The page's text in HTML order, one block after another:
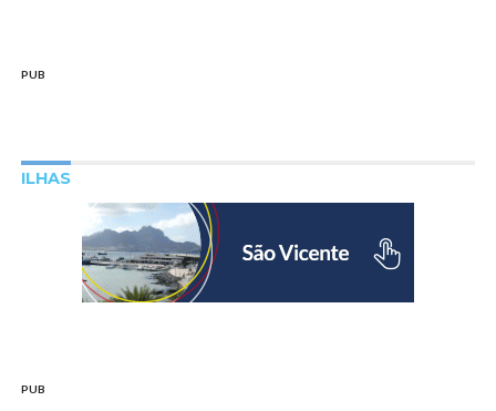
PUB
ILHAS
PUB